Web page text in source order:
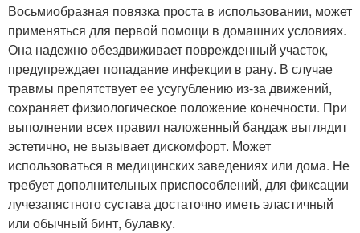
Восьмиобразная повязка проста в использовании, может
применяться для первой помощи в домашних условиях.
Она надежно обездвиживает поврежденный участок,
предупреждает попадание инфекции в рану. В случае
травмы препятствует ее усугублению из-за движений,
сохраняет физиологическое положение конечности. При
выполнении всех правил наложенный бандаж выглядит
эстетично, не вызывает дискомфорт. Может
использоваться в медицинских заведениях или дома. Не
требует дополнительных приспособлений, для фиксации
лучезапястного сустава достаточно иметь эластичный
или обычный бинт, булавку.